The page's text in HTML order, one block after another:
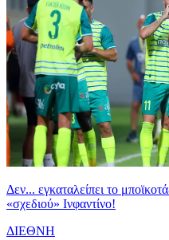
Δεν... εγκαταλείπει το
«σχεδιού» Ινφαντίνο!
ΔΙΕΘΝΗ